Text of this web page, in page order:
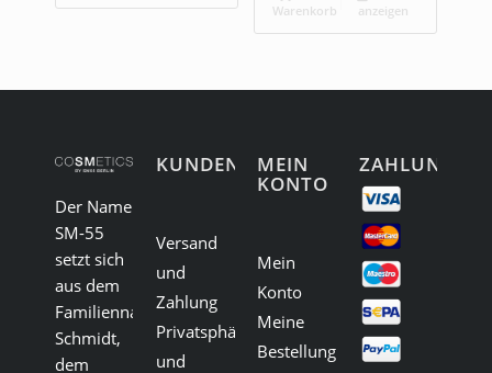
Warenkorb
anzeigen
Der Name
SM-55
setzt sich
aus dem
Familiennamen
Schmidt,
dem
KUNDENSERVICE
Versand
und
Zahlung
Privatsphäre
und
MEIN
KONTO
Mein
Konto
Meine
Bestellungen
ZAHLUNG